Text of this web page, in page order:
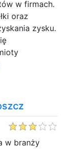
w firmach.
oraz
zysku.
w branży